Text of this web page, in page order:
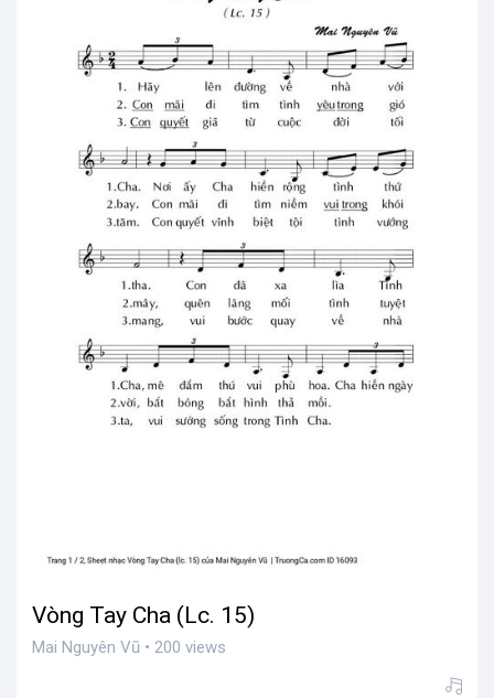
Vòng Tay Cha (Lc. 15)
Mai Nguyên Vũ • 200 views